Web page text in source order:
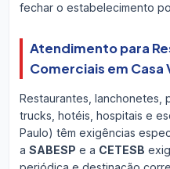
fechar o estabelecimento
Atendimento para
Comerciais em Casa
Restaurantes, lanchonetes,
trucks, hotéis, hospitais e
Paulo) têm exigências
a SABESP e a CETESB